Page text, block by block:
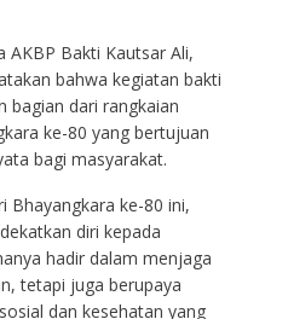
AKBP Bakti Kautsar Ali,
bahwa kegiatan bakti
bagian dari rangkaian
ke-80 yang bertujuan
bagi masyarakat.
Bhayangkara ke-80 ini,
diri kepada
hadir dalam menjaga
tetapi juga berupaya
dan kesehatan yang